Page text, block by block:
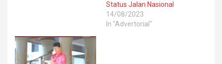
Status Jalan Nasional
14/08/2023
In "Advertorial"